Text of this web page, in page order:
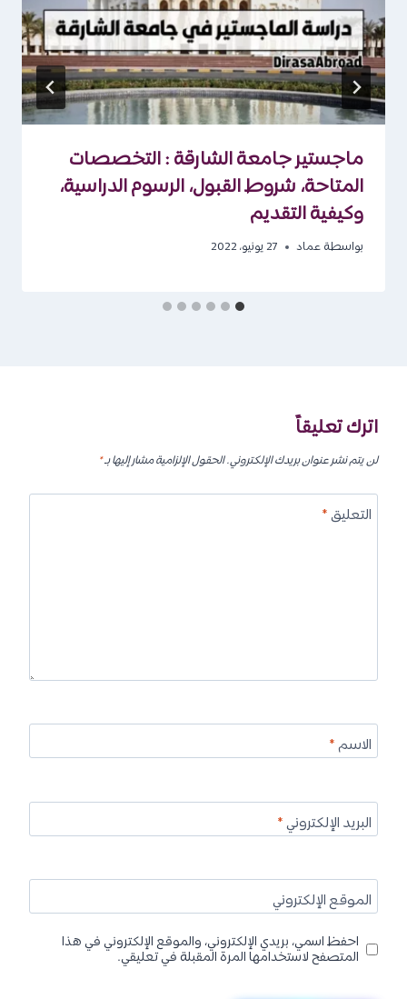
ماجستير جامعة الشارقة : التخصصات
المتاحة، شروط القبول، الرسوم الدراسية،
وكيفية التقديم
بواسطة عماد 27 يونيو، 2022
اترك تعليقاً
لن يتم نشر عنوان بريدك الإلكتروني.الحقول الإلزامية مشار إليها بـ*
التعليق*
الاسم*
البريد الإلكتروني*
الموقع الإلكتروني
احفظ اسمي، بريدي الإلكتروني، والموقع الإلكتروني في هذا
المتصفح لاستخدامها المرة المقبلة في تعليقي.